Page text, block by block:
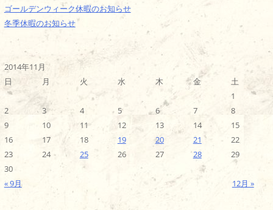
ゴールデンウィーク休暇のお知らせ
冬季休暇のお知らせ
2014年11月
日
月 火 水 木 金
土
1
2
3 4 5 6 7
8
9
10 11 12 13 14
15
16
17 18 19 20 21
22
23
24 25 26 27 28
29
30
« 9月
12月 »